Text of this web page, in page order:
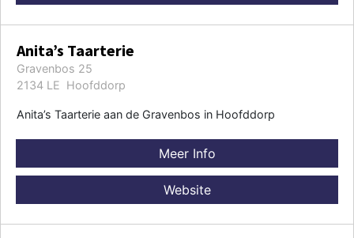
Anita’s Taarterie
Gravenbos 25
2134 LE Hoofddorp
Anita’s Taarterie aan de Gravenbos in Hoofddorp
Meer Info
Website